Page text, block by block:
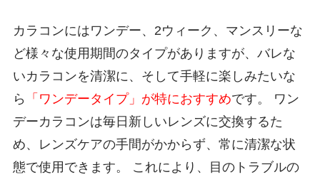
カラコンにはワンデー、2ウィーク、マンスリーな
ど様々な使用期間のタイプがありますが、バレな
いカラコンを清潔に、そして手軽に楽しみたいな
ら
「ワンデータイプ」が特におすすめです。 ワン
デーカラコンは毎日新しいレンズに交換するた
め、レンズケアの手間がかからず、常に清潔な状
態で使用できます。 これにより、目のトラブルの